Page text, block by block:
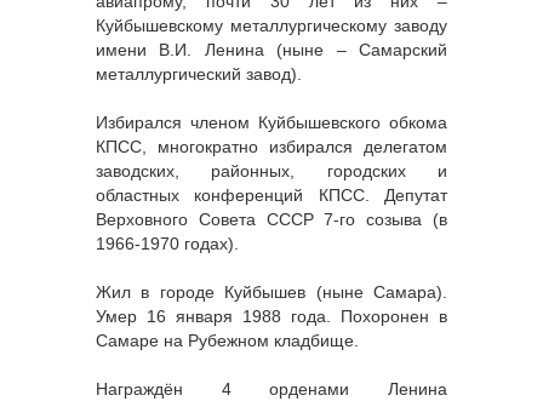
Куйбышевскому металлургическому заводу
имени В.И. Ленина (ныне – Самарский
металлургический завод).
Избирался членом Куйбышевского обкома
КПСС, многократно избирался делегатом
заводских, районных, городских и
областных конференций КПСС. Депутат
Верховного Совета СССР 7-го созыва (в
1966-1970 годах).
Жил в городе Куйбышев (ныне Самара).
Умер 16 января 1988 года. Похоронен в
Самаре на Рубежном кладбище.
Награждён 4 орденами Ленина